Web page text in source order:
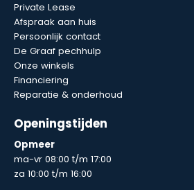
Private Lease
Afspraak aan huis
Persoonlijk contact
De Graaf pechhulp
Onze winkels
Financiering
Reparatie & onderhoud
Openingstijden
Opmeer
ma-vr 08:00 t/m 17:00
za 10:00 t/m 16:00